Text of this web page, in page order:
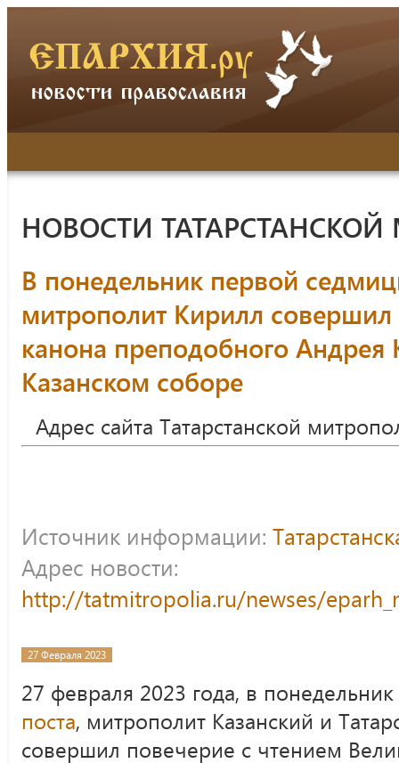
НОВОСТИ
В понедельник первой
митрополит Кирилл
канона преподобного Андрея
Казанском соборе
Адрес сайта Татарстанской
Источник информации:
Адрес новости:
http://tatmitropolia.ru/newses/
27 Февраля 2023
27 февраля 2023 года, в
поста, митрополит Казанский и
совершил повечерие с чтением